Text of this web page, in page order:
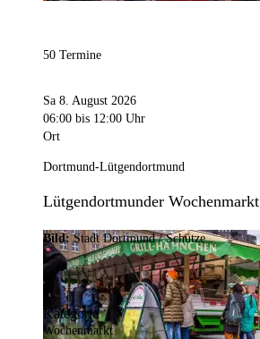
50 Termine
Sa 8. August 2026
06:00 bis 12:00 Uhr
Ort
Dortmund-Lütgendortmund
Lütgendortmunder Wochenmarkt
Bild:Stadt Dortmund / Schütze
Kategorie
Wochenmarkt